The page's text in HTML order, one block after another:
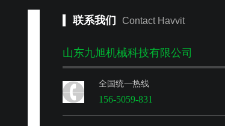
联系我们 Contact Havvit
山东九旭机械科技有限公司
全国统一热线
156-5059-831